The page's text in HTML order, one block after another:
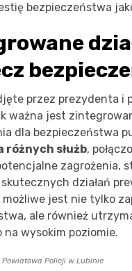
bezpieczeństwa
przez prezydenta i
ważna jest
dla bezpieczeństwa
różnych służb,
zagrożenia,
działań
możliwe jest nie tylko
ale również
na wysokim poziomie.
Powiatowa Policji w Lubinie